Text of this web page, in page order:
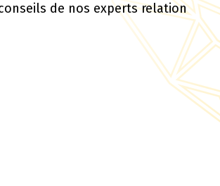
de nos experts relation